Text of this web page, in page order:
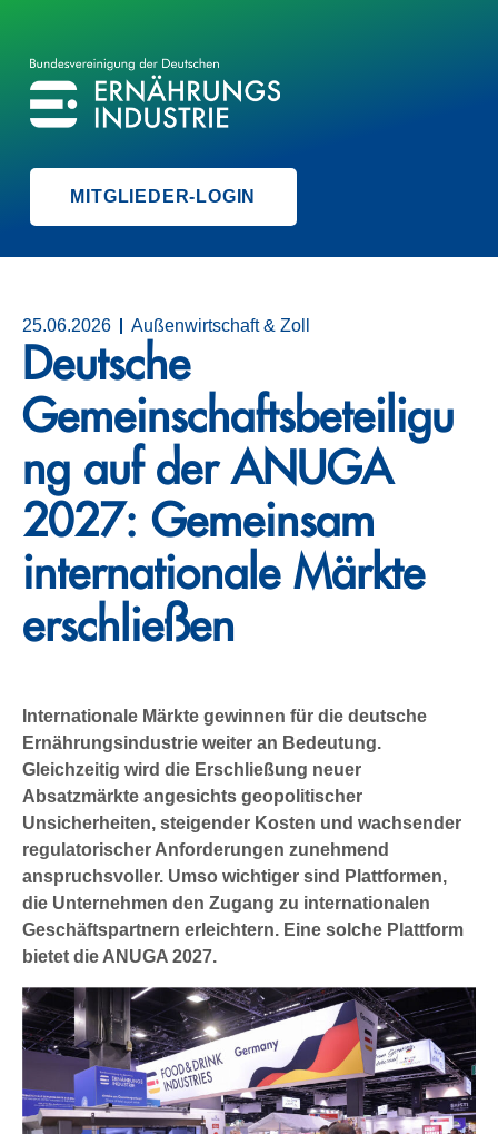
BVE
BUNDESVEREINIGUNG DER ERNÄHRUNGSINDUSTRIE
MITGLIEDER-LOGIN
25.06.2026 Außenwirtschaft & Zoll
Deutsche
Gemeinschaftsbeteiligu
ng auf der ANUGA
2027: Gemeinsam
internationale Märkte
erschließen
Internationale Märkte gewinnen für die deutsche
Ernährungsindustrie weiter an Bedeutung.
Gleichzeitig wird die Erschließung neuer
Absatzmärkte angesichts geopolitischer
Unsicherheiten, steigender Kosten und wachsender
regulatorischer Anforderungen zunehmend
anspruchsvoller. Umso wichtiger sind Plattformen,
die Unternehmen den Zugang zu internationalen
Geschäftspartnern erleichtern. Eine solche Plattform
bietet die ANUGA 2027.